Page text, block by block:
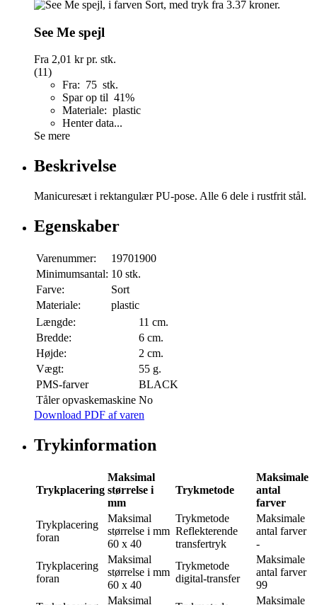
See Me spejl
Fra 2,01 krpr. stk.
(11)
Fra: 75 stk.
Spar op til 41%
Materiale: plastic
Henter data...
Se mere
Beskrivelse
Manicuresæt i rektangulær PU-pose. Alle 6 dele i rustfrit stål.
Egenskaber
Varenummer:
19701900
Minimumsantal: 10 stk.
Farve:
Sort
Materiale:
plastic
Længde:
11 cm.
Bredde:
6 cm.
Højde:
2 cm.
Vægt:
55 g.
PMS-farver
BLACK
Tåler opvaskemaskine No
Download PDF af varen
Trykinformation
Trykplacering
Maksimal
størrelse i
mm
Trykmetode
Maksimale
antal
farver
Trykplacering
foran
Maksimal
størrelse i mm
60 x 40
Trykmetode
Reflekterende
transfertryk
Maksimale
antal farver
-
Trykplacering
foran
Maksimal
størrelse i mm
60 x 40
Trykmetode
digital-transfer
Maksimale
antal farver
99
Maksimal
Maksimale